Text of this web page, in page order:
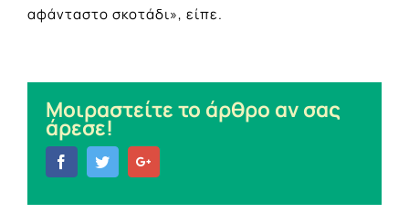
αφάνταστο σκοτάδι», είπε.
Μοιραστείτε το άρθρο αν σας
άρεσε!
FacebookTwitter